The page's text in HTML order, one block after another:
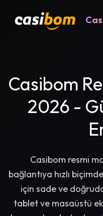
Casibom
2026 -
Casibom resmi
bağlantıya hızlı
için sade ve
tablet ve masaüstü